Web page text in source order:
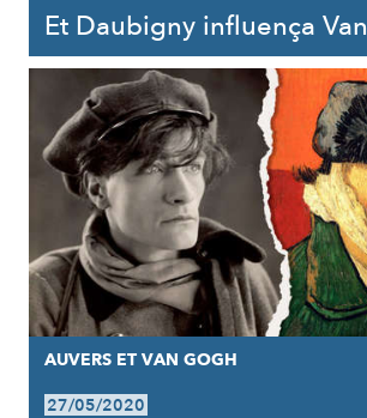
Et Daubigny influença
AUVERS ET VAN GOGH
27/05/2020